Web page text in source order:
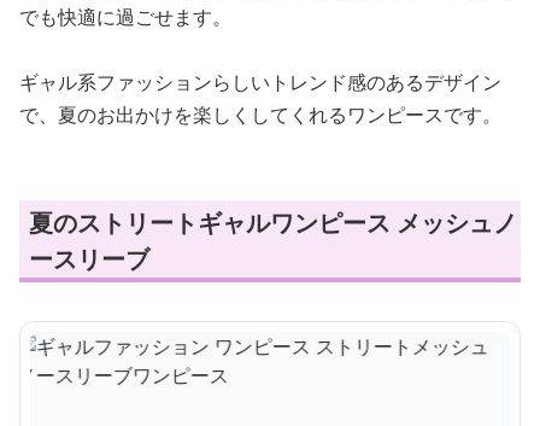
でも快適に過ごせます。
ギャル系ファッションらしいトレンド感のあるデザイン
で、夏のお出かけを楽しくしてくれるワンピースです。
夏のストリートギャルワンピース メッシュノ
ースリーブ